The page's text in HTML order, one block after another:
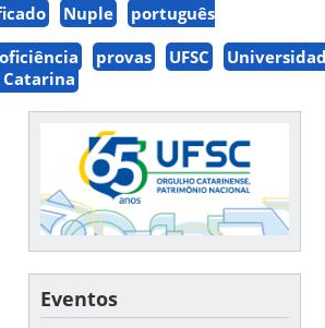
Nuple
português
provas UFSC
Catarina
Eventos